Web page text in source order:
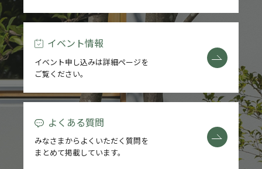
イベント情報
イベント申し込みは詳細ページを
ご覧ください。
よくある質問
みなさまからよくいただく質問を
まとめて掲載しています。